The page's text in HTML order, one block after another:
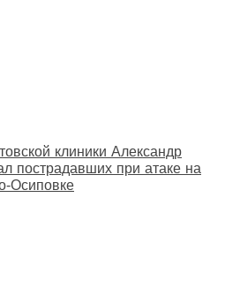
клиники Александр
пострадавших при атаке на